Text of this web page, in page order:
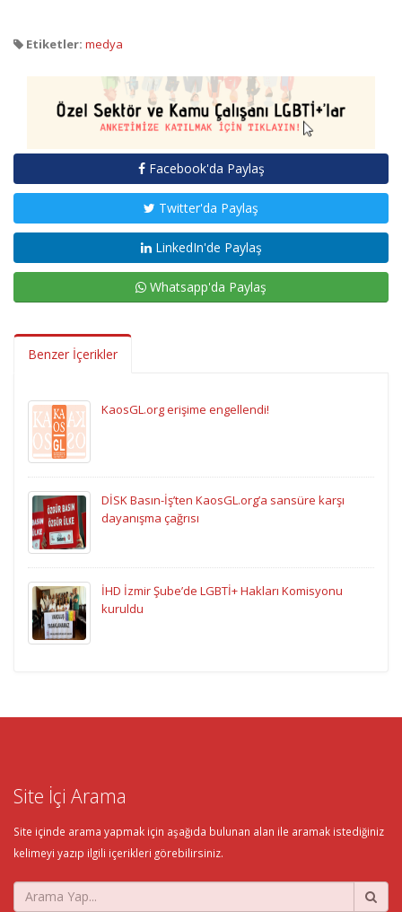
Etiketler: medya
Facebook'da Paylaş
Twitter'da Paylaş
LinkedIn'de Paylaş
Whatsapp'da Paylaş
Benzer İçerikler
KaosGL.org erişime engellendi!
DİSK Basın-İş’ten KaosGL.org’a sansüre karşı
dayanışma çağrısı
İHD İzmir Şube’de LGBTİ+ Hakları Komisyonu
kuruldu
Site İçi Arama
Site içinde arama yapmak için aşağıda bulunan alan ile aramak istediğiniz
kelimeyi yazıp ilgili içerikleri görebilirsiniz.